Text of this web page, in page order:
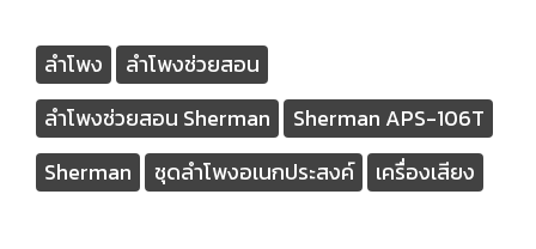
ลำโพง
ลำโพงช่วยสอน
ลำโพงช่วยสอน Sherman
Sherman APS-106T
Sherman
ชุดลำโพงอเนกประสงค์ เครื่องเสียง